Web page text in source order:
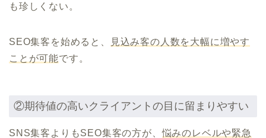
も珍しくない。
SEO集客を始めると、
見込み客の人数を大幅に増やす
ことが可能です。
②期待値の高いクライアントの目に留まりやすい
SNS集客よりもSEO集客の方が、悩みのレベルや緊急